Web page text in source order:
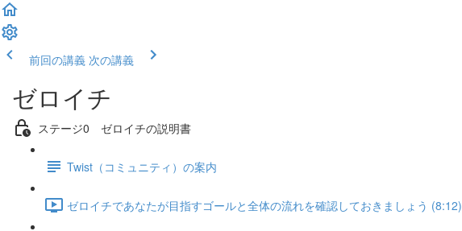
前回の講義 次の講義
ゼロイチ
ステージ0 ゼロイチの説明書
Twist（コミュニティ）の案内
ゼロイチであなたが目指すゴールと全体の流れを確認しておきましょう (8:12)